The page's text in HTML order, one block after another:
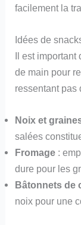
facilement la
Idées de
Il est important
de main pour
ressentant pas
Noix et
salées
Fromage :
dure pour les
Bâtonnets de
noix pour une